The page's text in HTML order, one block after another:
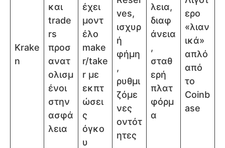
Krake
n
και
trade
rs
προσ
ανατ
ολισμ
ένοι
στην
ασφά
λεια
έχει
μοντ
έλο
make
r/take
r με
εκπτ
ώσει
ς
όγκο
υ
ves,
ισχυρ
ή
φήμη
,
ρυθμι
ζόμε
νες
οντότ
ητες
λεια,
διαφ
άνεια
,
σταθ
ερή
πλατ
φόρμ
α
ερο
«λιαν
ικά»
απλό
από
το
Coinb
ase